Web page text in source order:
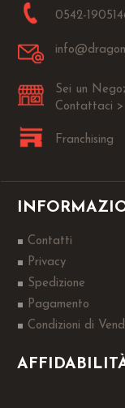
0542-
Sei un
Contattaci >
Franchising
Contatti
Privacy
Spedizione
Pagamento
Condizioni di